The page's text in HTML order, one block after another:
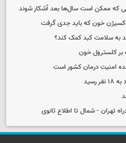
که ممکن است سال‌ها بعد آشکار شوند
به سلامت کبد کمک کند؟
بر کلسترول خون
امنیت درمان کشور است
تهران - شمال تا اطلاع ثانوی